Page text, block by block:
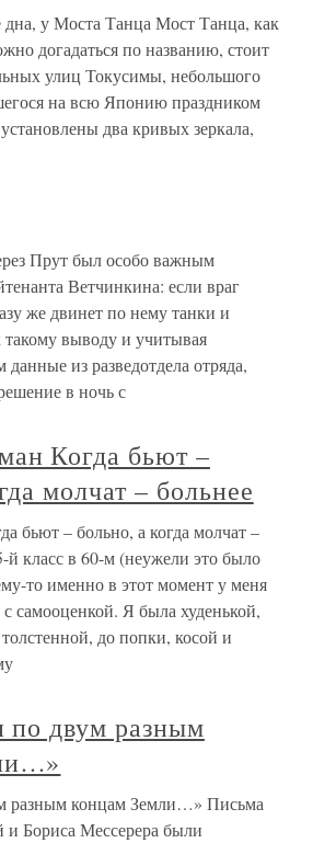
у Моста Танца Мост Танца, как
догадаться по названию, стоит
улиц Токусимы, небольшого
на всю Японию праздником
два кривых зеркала,
Прут был особо важным
Ветчинкина: если враг
же двинет по нему танки и
выводу и учитывая
из разведотдела отряда,
в ночь с
Когда бьют –
молчат – больнее
бьют – больно, а когда молчат –
класс в 60-м (неужели это было
то именно в этот момент у меня
самооценкой. Я была худенькой,
до попки, косой и
по двум разным
разным концам Земли…» Письма
Бориса Мессерера были